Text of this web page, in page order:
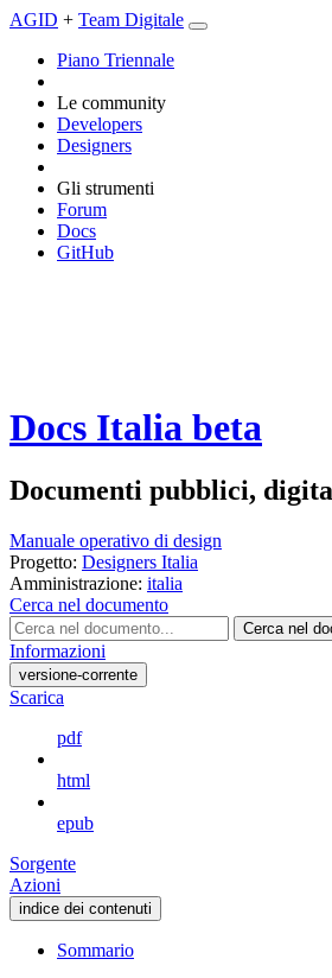
AGID + Team Digitale
Piano Triennale
Le community
Developers
Designers
Gli strumenti
Forum
Docs
GitHub
Docs Italia beta
Documenti pubblici,
Manuale operativo di design
Progetto: Designers Italia
Amministrazione: italia
Cerca nel documento
Cerca nel
Informazioni
versione-corrente
Scarica
pdf
html
epub
Sorgente
Azioni
indice dei contenuti
Sommario